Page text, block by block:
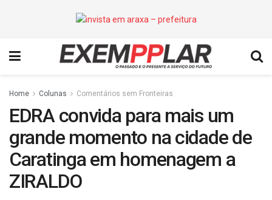
Home Colunas Comentários sem Fronteiras
EDRA convida para mais um
grande momento na cidade de
Caratinga em homenagem a
ZIRALDO